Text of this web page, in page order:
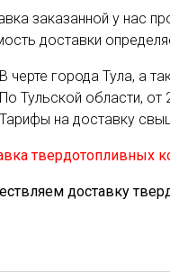
заказанной у нас
доставки
В черте города Тула, а
По Тульской области, от
Тарифы на доставку
твердотопливных
доставку